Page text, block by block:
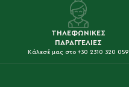
ΤΗΛΕΦΩΝΙΚΕΣ
ΠΑΡΑΓΓΕΛΙΕΣ
Κάλεσέ μας στο +30 2310 320 059